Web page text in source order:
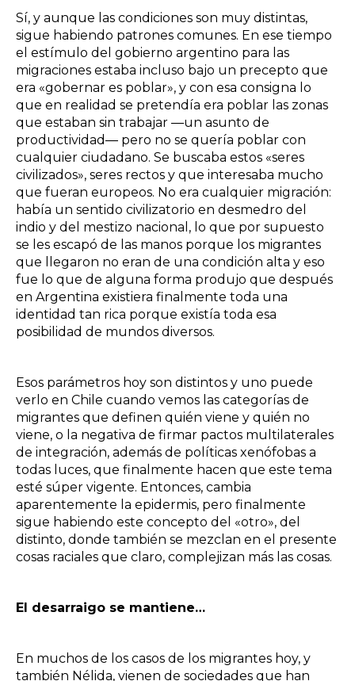
Sí, y aunque las condiciones son muy distintas,
sigue habiendo patrones comunes. En ese tiempo
el estímulo del gobierno argentino para las
migraciones estaba incluso bajo un precepto que
era «gobernar es poblar», y con esa consigna lo
que en realidad se pretendía era poblar las zonas
que estaban sin trabajar ―un asunto de
productividad― pero no se quería poblar con
cualquier ciudadano. Se buscaba estos «seres
civilizados», seres rectos y que interesaba mucho
que fueran europeos. No era cualquier migración:
había un sentido civilizatorio en desmedro del
indio y del mestizo nacional, lo que por supuesto
se les escapó de las manos porque los migrantes
que llegaron no eran de una condición alta y eso
fue lo que de alguna forma produjo que después
en Argentina existiera finalmente toda una
identidad tan rica porque existía toda esa
posibilidad de mundos diversos.
Esos parámetros hoy son distintos y uno puede
verlo en Chile cuando vemos las categorías de
migrantes que definen quién viene y quién no
viene, o la negativa de firmar pactos multilaterales
de integración, además de políticas xenófobas a
todas luces, que finalmente hacen que este tema
esté súper vigente. Entonces, cambia
aparentemente la epidermis, pero finalmente
sigue habiendo este concepto del «otro», del
distinto, donde también se mezclan en el presente
cosas raciales que claro, complejizan más las cosas.
El desarraigo se mantiene…
En muchos de los casos de los migrantes hoy, y
también Nélida, vienen de sociedades que han